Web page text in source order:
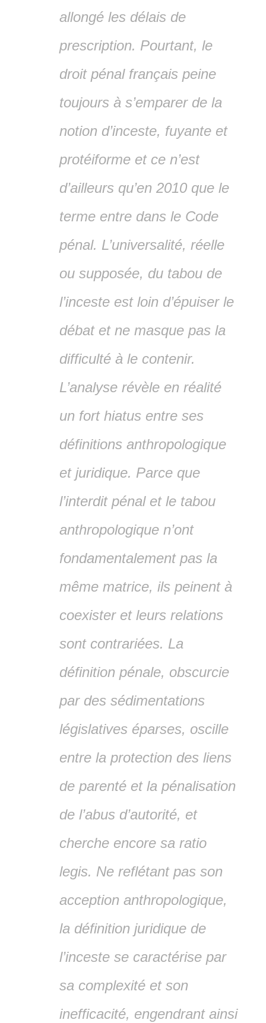
allongé les délais de
prescription. Pourtant, le
droit pénal français peine
toujours à s’emparer de la
notion d’inceste, fuyante et
protéiformeet ce n’est
d’ailleurs qu’en 2010 que le
terme entre dans le Code
pénal. L’universalité, réelle
ou supposée, du tabou de
l’inceste est loin d’épuiser le
débat et ne masque pas la
difficulté à le contenir.
L’analyse révèle en réalité
un fort hiatus entre ses
définitions anthropologique
et juridique. Parce que
l’interdit pénal et le tabou
anthropologique n’ont
fondamentalement pas la
même matrice, ils peinent à
coexister et leurs relations
sont contrariées. La
définition pénale, obscurcie
par des sédimentations
législatives éparses, oscille
entre la protection des liens
de parenté et la pénalisation
de l’abus d’autorité, et
cherche encore sa ratio
legis. Ne reflétant pas son
acception anthropologique,
la définition juridique de
l’inceste se caractérise par
sa complexité et son
inefficacité, engendrant ainsi